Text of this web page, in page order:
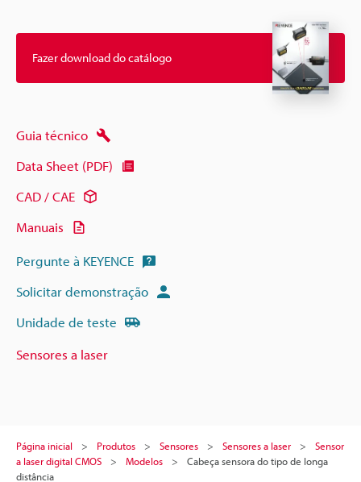
Fazer download do catálogo
Guia técnico
Data Sheet (PDF)
CAD / CAE
Manuais
Pergunte à KEYENCE
Solicitar demonstração
Unidade de teste
Sensores a laser
Página inicial Produtos Sensores Sensores a laser
Sensor
a laser digital CMOS
Modelos
Cabeça sensora do tipo de longa
distância